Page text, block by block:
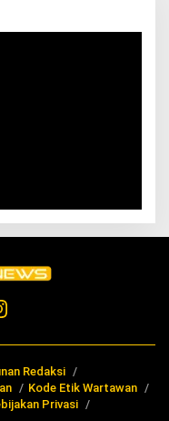
Redaksi
Kode Etik Wartawan
Privasi